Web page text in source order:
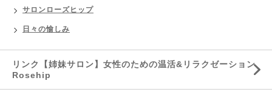
サロンローズヒップ
日々の愉しみ
リンク【姉妹サロン】女性のための温活&リラクゼーション
Rosehip